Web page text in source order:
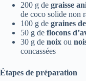
200 g de graisse
de coco solide non
100 g de graines
50 g de flocons
30 g de noix ou
concassées
Étapes de préparation